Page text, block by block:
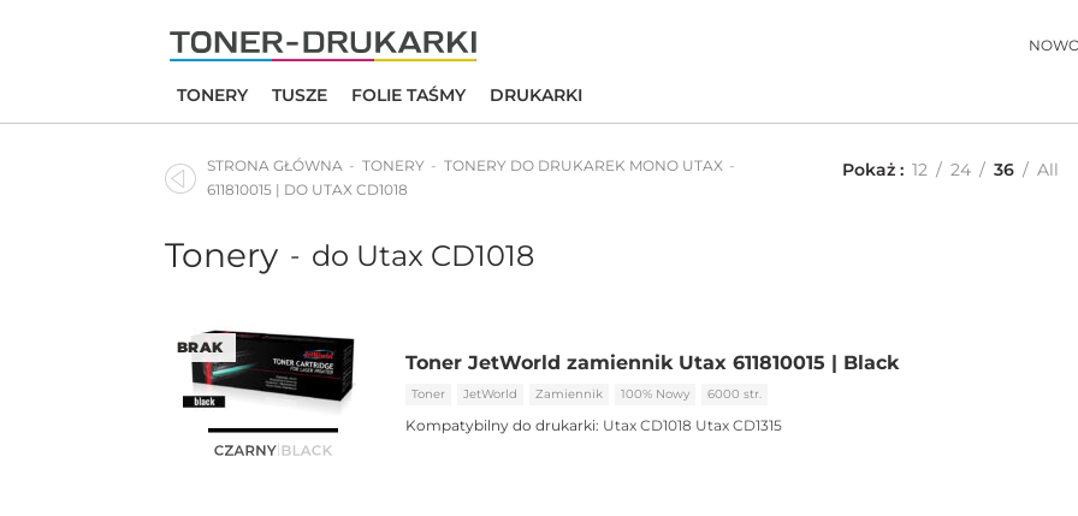
TONERY TUSZE FOLIE TAŚMY DRUKARKI
STRONA GŁÓWNA TONERY
TONERY DO DRUKAREK MONO UTAX
611810015 | DO UTAX CD1018
Pokaż 12 24 36 All
Tonery - do Utax CD1018
BRAK
Toner JetWorld zamiennik Utax 611810015 | Black
Toner JetWorld Zamiennik 100% Nowy 6000 str.
Kompatybilny do drukarki: Utax CD1018 Utax CD1315